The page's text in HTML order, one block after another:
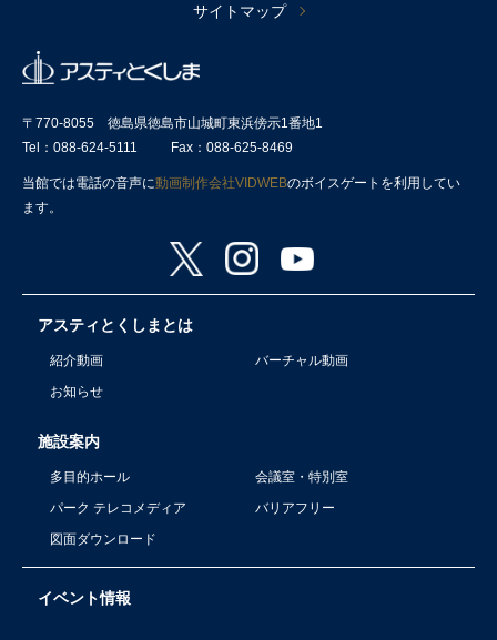
サイトマップ
〒770-8055 徳島県徳島市山城町東浜傍示1番地1
Tel：088-624-5111
Fax：088-625-8469
当館では電話の音声に動画制作会社VIDWEBのボイスゲートを利用してい
ます。
アスティとくしまとは
紹介動画
バーチャル動画
お知らせ
施設案内
多目的ホール
会議室・特別室
パーク テレコメディア
バリアフリー
図面ダウンロード
イベント情報